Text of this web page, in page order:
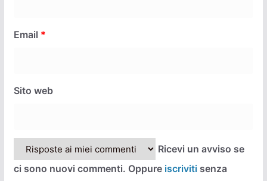
Email *
Sito web
Ricevi un avviso se
ci sono nuovi commenti. Oppure iscrivitisenza